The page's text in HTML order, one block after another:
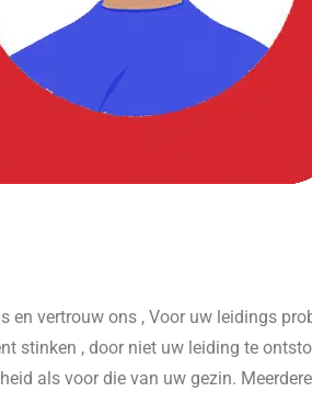
en vertrouw ons , Voor uw leidings
stinken , door niet uw leiding te
als voor die van uw gezin.